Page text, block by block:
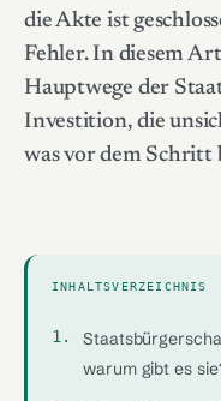
die Akte ist
Fehler. In diesem
Hauptwege der
Investition, die
was vor dem Schritt
INHALTSVERZEICHNIS
warum gibt es